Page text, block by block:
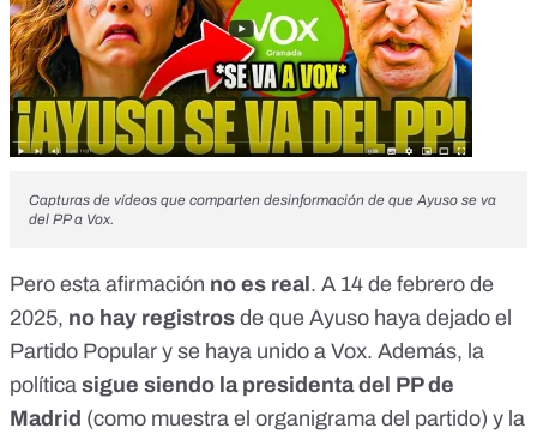
Capturas de vídeos que comparten desinformación de que Ayuso se va
del PP a Vox.
Pero esta afirmación no es real . A 14 de febrero de
2025, no hay registros de que Ayuso haya dejado el
Partido Popular y se haya unido a Vox. Además, la
política sigue siendo la presidenta del PP de
Madrid (como muestra el organigrama del partido) y la